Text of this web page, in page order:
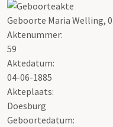
Geboorte Maria Welling,
Aktenummer:
59
Aktedatum:
04-06-1885
Akteplaats:
Doesburg
Geboortedatum: